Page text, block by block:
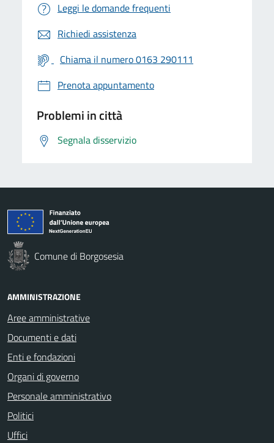
Leggi le domande frequenti
Richiedi assistenza
Chiama il numero 0163 290111
Prenota appuntamento
Problemi in città
Segnala disservizio
Comune di Borgosesia
AMMINISTRAZIONE
Aree amministrative
Documenti e dati
Enti e fondazioni
Organi di governo
Personale amministrativo
Politici
Uffici